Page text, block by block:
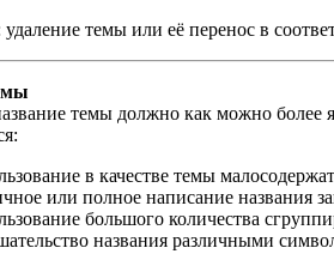
удаление темы или её перенос в
темы должно как можно более
в качестве темы
или полное написание
большого количества
названия различными